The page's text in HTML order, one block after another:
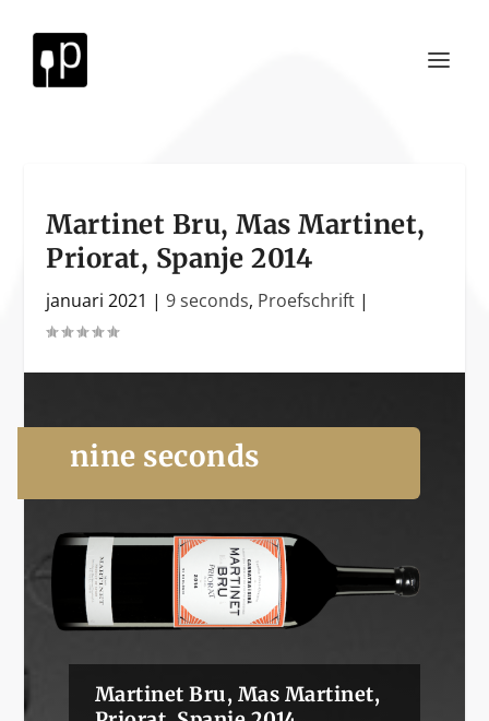
Martinet Bru, Mas Martinet,
Priorat, Spanje 2014
januari 2021 |9 seconds, Proefschrift |
nine seconds
Martinet Bru, Mas Martinet,